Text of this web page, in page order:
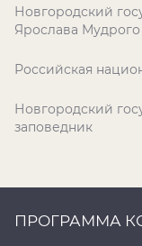
Новгородский
Ярослава Мудрого
Российская
Новгородский
заповедник
ПРОГРАММА